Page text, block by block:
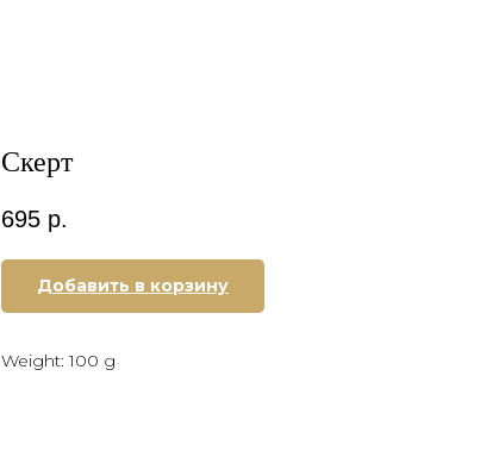
Скерт
695 р.
Добавить в корзину
Weight: 100 g